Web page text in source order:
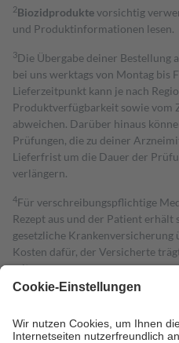
2Biozidproduktevorsichtig
und Produktinformationen lesen.
3Die Übergabe deiner Bestellung
bei uns werktags von Montag bis
Lieferzeitpunkt kann je nach
Produktverfügbarkeit sowie vom
abweichen. Darüber hinaus
Prüfungen, die zu deiner
Lieferfrist um die Dauer der
verlängern.
4Für verschreibungspflichtige
Rezept aus und der Patient erhält
gesetzliche
Kosten dafür, der Versicherte
mit.
Grundsätzlich leisten Mitglieder
höchstens zehn Euro.
Es sind
Kosten der Leistung zu entrichten.